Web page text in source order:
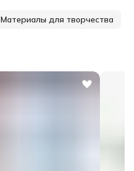
Материалы для творчества